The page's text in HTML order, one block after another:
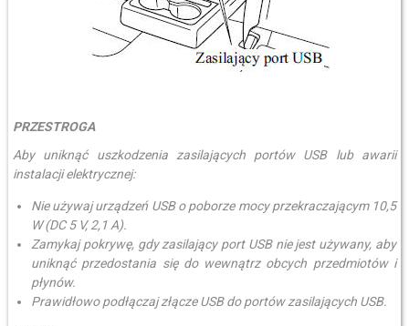
PRZESTROGA
Aby uniknąć uszkodzenia zasilających portów USB lub awarii
instalacji elektrycznej:
Nie używaj urządzeń USB o poborze mocy przekraczającym 10,5
W (DC 5 V, 2,1 A).
Zamykaj pokrywę, gdy zasilający port USB nie jest używany, aby
uniknąć przedostania się do wewnątrz obcych przedmiotów i
płynów.
Prawidłowo podłączaj złącze USB do portów zasilających USB.